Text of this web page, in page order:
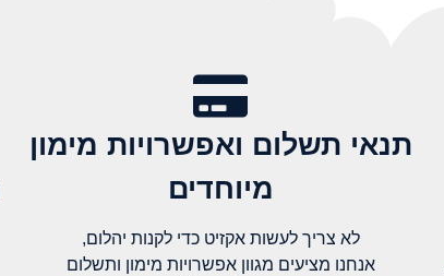
תנאי תשלום ואפשרויות מימון
מיוחדים
לא צריך לעשות אקזיט כדי לקנות יהלום,
אנחנו מציעים מגוון אפשרויות מימון ותשלום